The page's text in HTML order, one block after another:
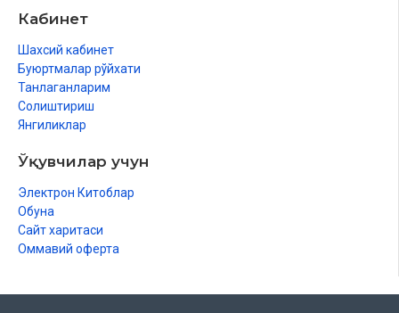
Кабинет
Шахсий кабинет
Буюртмалар рўйхати
Танлаганларим
Солиштириш
Янгиликлар
Ўқувчилар учун
Электрон Китоблар
Обуна
Сайт харитаси
Оммавий оферта